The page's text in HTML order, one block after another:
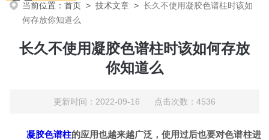
当前位置：首页 >技术文章 >长久不使用凝胶色谱柱时该如
何存放你知道么
长久不使用凝胶色谱柱时该如何存放
你知道么
更新时间：2022-09-16 点击次数：4536
凝胶色谱柱的应用也越来越广泛，使用过后也要对色谱柱进